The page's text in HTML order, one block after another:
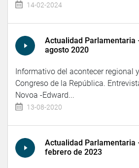
14-02-2024
Actualidad Parlamentaria
agosto 2020
Informativo del acontecer regional
Congreso de la República.
Novoa -Edward...
13-08-2020
Actualidad Parlamentaria
febrero de 2023